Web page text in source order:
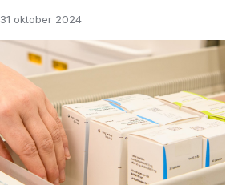
31 oktober 2024